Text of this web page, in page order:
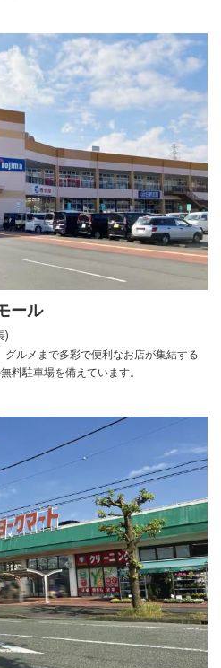
ール
)
ルメまで多彩で便利なお店が集結する
料駐車場を備えています。